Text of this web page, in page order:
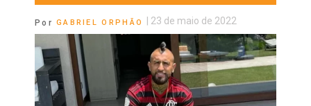
Por GABRIEL ORPHÃO 23 de maio de 2022